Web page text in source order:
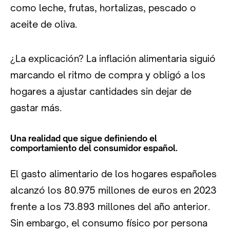
como leche, frutas, hortalizas, pescado o
aceite de oliva.
¿La explicación? La inflación alimentaria siguió
marcando el ritmo de compra y obligó a los
hogares a ajustar cantidades sin dejar de
gastar más.
Una realidad que sigue definiendo el
comportamiento del consumidor español.
El gasto alimentario de los hogares españoles
alcanzó los 80.975 millones de euros en 2023
frente a los 73.893 millones del año anterior.
Sin embargo, el consumo físico por persona